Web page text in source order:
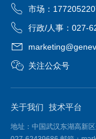
市场：
行政/人事：027-
关注公众号
关于我们 技术平台
地址：中国武汉东湖高新